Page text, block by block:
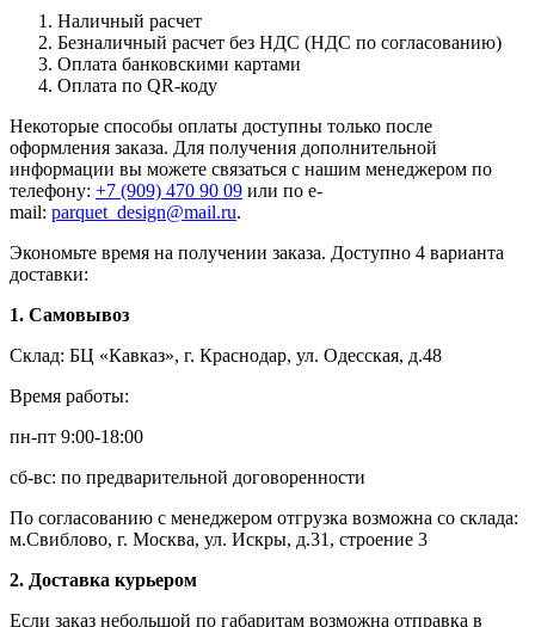
Наличный расчет
Безналичный расчет без НДС (НДС по согласованию)
Оплата банковскими картами
Оплата по QR-коду
Некоторые способы оплаты доступны только после
оформления заказа. Для получения дополнительной
информации вы можете связаться с нашим менеджером по
телефону: +7 (909) 470 90 09 или по e-
mail: parquet_design@mail.ru.
Экономьте время на получении заказа. Доступно 4 варианта
доставки:
1. Самовывоз
Склад: БЦ «Кавказ», г. Краснодар, ул. Одесская, д.48
Время работы:
пн-пт 9:00-18:00
сб-вс: по предварительной договоренности
По согласованию с менеджером отгрузка возможна со склада:
м.Свиблово, г. Москва, ул. Искры, д.31, строение 3
2. Доставка курьером
Если заказ небольшой по габаритам возможна отправка в